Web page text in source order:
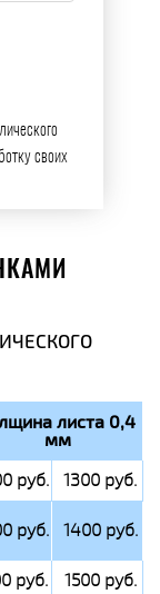
своих
листа 0,4
мм
руб.
1300 руб.
руб. 1400 руб.
руб. 1500 руб.